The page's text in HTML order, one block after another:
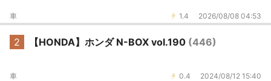
1.4 2026/08/08 04:53
車
2 【HONDA】ホンダ N-BOX vol.190 (446)
0.4 2024/08/12 15:40
車